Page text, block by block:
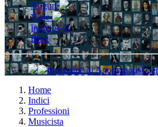
Auguri
Varie
Indici A-Z
Blog
Home
Indici
Professioni
Musicista